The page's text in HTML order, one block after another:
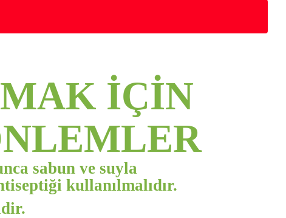
İÇİN
sabun ve suyla
kullanılmalıdır.